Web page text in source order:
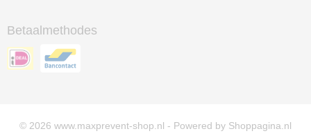
Betaalmethodes
© 2026 www.maxprevent-shop.nl - Powered by Shoppagina.nl